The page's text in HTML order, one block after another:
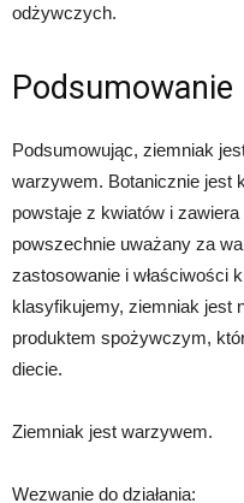
odżywczych.
Podsumowanie
Podsumowując, ziemniak
warzywem. Botanicznie jest
powstaje z kwiatów i
powszechnie uważany za
zastosowanie i właściwości
klasyfikujemy, ziemniak jest
produktem spożywczym,
diecie.
Ziemniak jest warzywem.
Wezwanie do działania: